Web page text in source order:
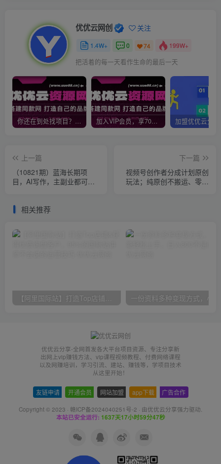
优优云网创 关注
1.4W+ 0 74 199W+
把活着的每一天看作生命的最后一天
你还在到处找项目？还在当韭菜？我靠网创资源站一个月收入5万+，曾经我也是个失败者。 加入VIP会员，享70%的推广提成，免费学习多种网上创业课程，菜鸟秒变大神！
上一篇
（10821期）蓝海长期项
目，AI写作，主副业都可
下一篇
视频号创作者分成计划原创
玩法；纯原创不搬运、零基
相关推荐
优优云分享-全网首发各大平台项目资源、专注分享新
出网上vip赚钱方法、vip课程视频教程、付费网络课程
以及网赚培训，学习引流、建站、赚钱等，学项目技术
从这里开始！
友链申请 开通会员 网站加盟 app下载 广告合作
Copyright © 2023 · 赣ICP备2024040251号-2 · 由优优云分享强力驱动.
本站已安全运行: 1637天17小时59分47秒